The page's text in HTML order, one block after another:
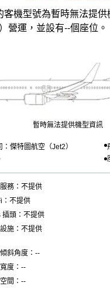
客機型號為暫時無法提
營運，並設有--個座位。
暫時無法提供機型資訊
：傑特圖航空（Jet2）
務：不提供
：不提供
插頭：不提供
施：不提供
斜角度：--
度：--
間：--